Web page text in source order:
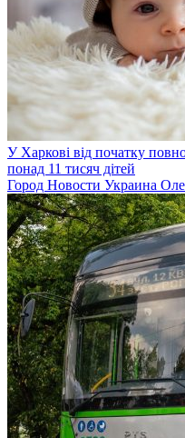
У Харкові від початку
понад 11 тисяч дітей
Город Новости Украина